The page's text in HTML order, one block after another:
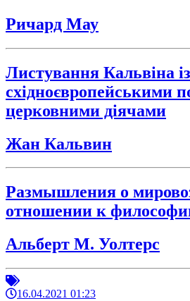
Ричард Мау
Листування Кальвіна із
східноєвропейськими
церковними діячами
Жан Кальвин
Размышления о
отношении к
Альберт М. Уолтерс
16.04.2021 01:23